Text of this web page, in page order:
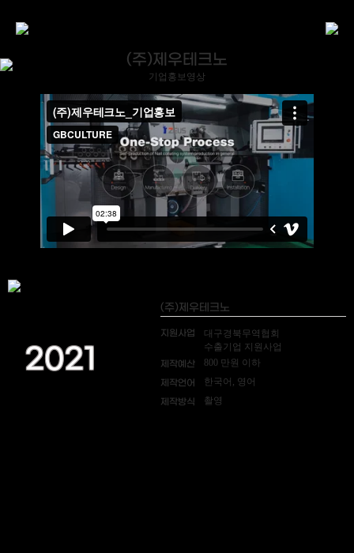
(주)제우테크노
기업홍보영상
2021
(주)제우테크노
지원사업
대구경북무역협회
수출기업 지원사업
제작예산 800 만원 이하
제작언어 한국어, 영어
제작방식 촬영